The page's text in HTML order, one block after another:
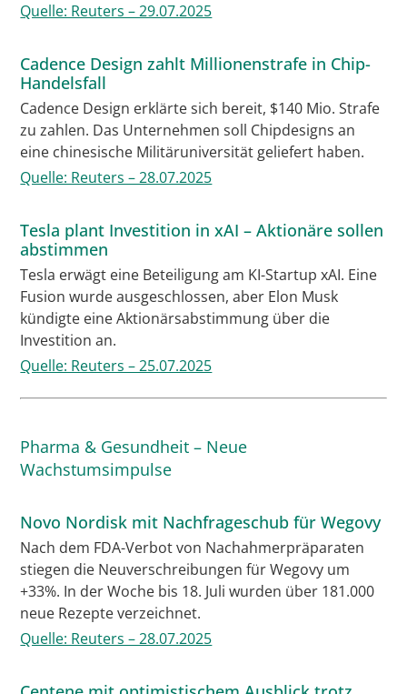
Quelle: Reuters – 29.07.2025
Cadence Design zahlt Millionenstrafe in Chip-
Handelsfall
Cadence Design erklärte sich bereit, $140 Mio. Strafe
zu zahlen. Das Unternehmen soll Chipdesigns an
eine chinesische Militäruniversität geliefert haben.
Quelle: Reuters – 28.07.2025
Tesla plant Investition in xAI – Aktionäre sollen
abstimmen
Tesla erwägt eine Beteiligung am KI-Startup xAI. Eine
Fusion wurde ausgeschlossen, aber Elon Musk
kündigte eine Aktionärsabstimmung über die
Investition an.
Quelle: Reuters – 25.07.2025
Pharma & Gesundheit – Neue
Wachstumsimpulse
Novo Nordisk mit Nachfrageschub für Wegovy
Nach dem FDA-Verbot von Nachahmerpräparaten
stiegen die Neuverschreibungen für Wegovy um
+33%. In der Woche bis 18. Juli wurden über 181.000
neue Rezepte verzeichnet.
Quelle: Reuters – 28.07.2025